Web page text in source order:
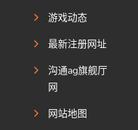
游戏动态
最新注册网址
沟通ag旗舰厅
网
网站地图